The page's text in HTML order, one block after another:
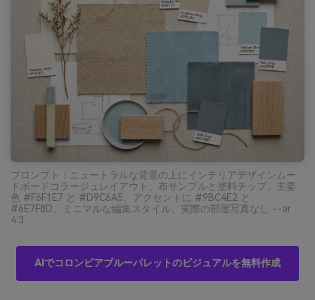
プロンプト：ニュートラルな背景の上にインテリアデザインムー
ドボードコラージュレイアウト、布サンプルと塗料チップ、主要
色 #F6F1E7 と #D9C6A5、アクセントに #9BC4E2 と
#6E7F8D、ミニマルな編集スタイル、実際の部屋写真なし --ar
4:3
AIでコロンビアブルーパレットのビジュアルを無料作成